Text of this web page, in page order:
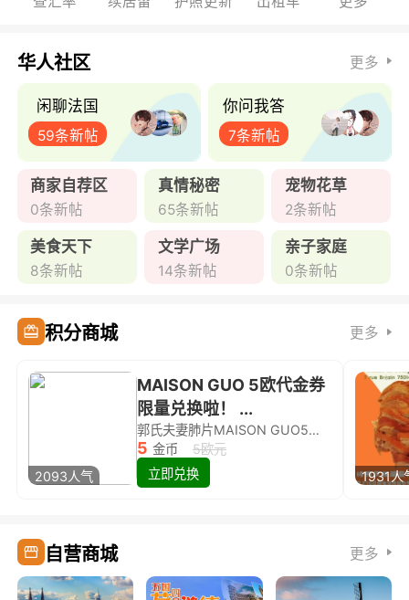
华人社区 更多
闲聊法国
59条新帖
你问我答
7条新帖
商家自荐区
0条新帖
真情秘密
65条新帖
宠物花草
2条新帖
美食天下
8条新帖
文学广场
14条新帖
亲子家庭
0条新帖
积分商城 更多
2093人气
MAISON GUO 5欧代金券
限量兑换啦！ ...
郭氏夫妻肺片MAISON GUO5欧代金券限量兑换啦！
5 金币
5欧元
立即兑换
1931人
自营商城 更多